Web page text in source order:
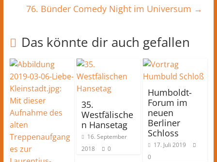
76. Bünder Comedy Night im Universum →
Das könnte dir auch gefallen
35.
Westfälische
n Hansetag
16. September
2018
0
Humboldt-
Forum im
neuen
Berliner
Schloss
17. Juli 2019
0